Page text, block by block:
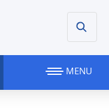
MENU